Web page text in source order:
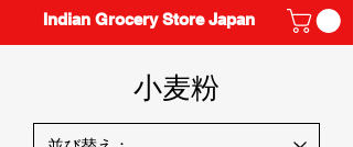
Indian Grocery Store Japan
小麦粉